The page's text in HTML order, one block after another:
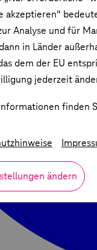
akzeptieren“
Analyse und für
in Länder
dem der EU
jederzeit
finden
ändern